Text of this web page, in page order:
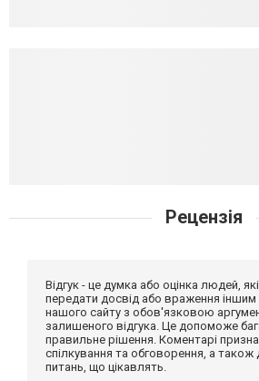
Рецензія
Відгук - це думка або оцінка людей,
передати досвід або враження
нашого сайту з обов'язковою
залишеного відгука. Це допоможе
правильне рішення. Коментарі
спілкування та обговорення, а також
питань, що цікавлять.